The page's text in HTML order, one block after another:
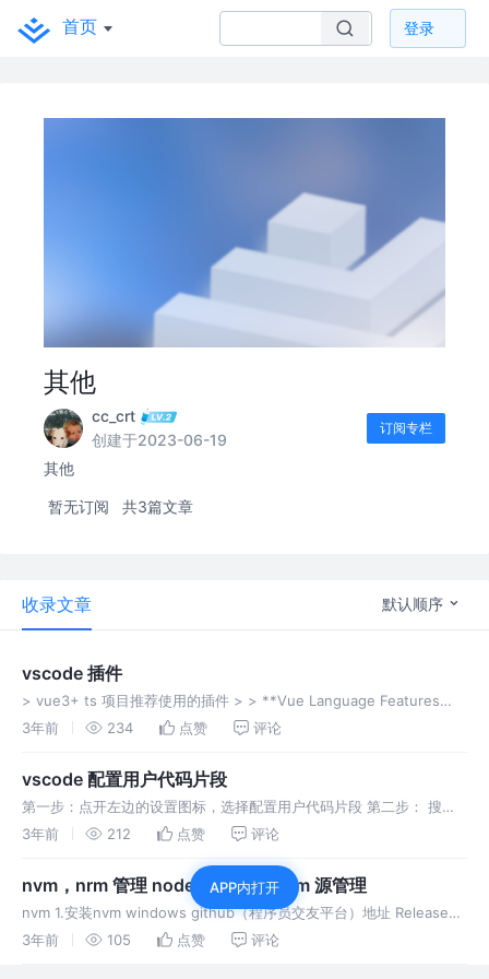
首页 登录
其他
cc_crt
创建于2023-06-19
订阅专栏
其他
暂无订阅 共3篇文章
收录文章 默认顺序
vscode 插件
> vue3+ ts 项目推荐使用的插件 > > **Vue Language Features
(Volar)** > > 与vetur相同，volar是一个针对vue的vscode插件，不
3年前 234 点赞 评论
vscode 配置用户代码片段
第一步：点开左边的设置图标，选择配置用户代码片段 第二步： 搜索
vue.json 第三步：写配置代码（可以根据自己的需求写，下面是vue3
3年前 212 点赞 评论
nvm，nrm 管理 node版本号 和 npm 源管理
nvm 1.安装nvm windows github（程序员交友平台）地址 Releases ·
coreybutler/nvm-windows · GitHub Nvm 常用命令操作 nvm lis
3年前 105 点赞 评论
APP内打开